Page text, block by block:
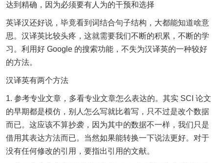
达到精确，因为必须要有人为的干预和选择
英译汉还好说，毕竟看到词结合句子结构，大都能知道啥意
思。汉译英比较头疼，这就需要我们不断的积累，不断的学
习。利用好 Google 的搜索功能，不失为汉译英的一种较好
的方法。
汉译英有两个方法
1. 参考专业文章，多看专业文章怎么表达的。其实 SCI 论文
的早期都是模仿，别人怎么写就比着写，只不过是改个数据
而已。这应该不算抄袭，因为其中的数据不一样，我们只是
借用其表达方法而已。当然如果能转换一下说法更好。对于
没有任何修改的引用，要指出引用的文献。